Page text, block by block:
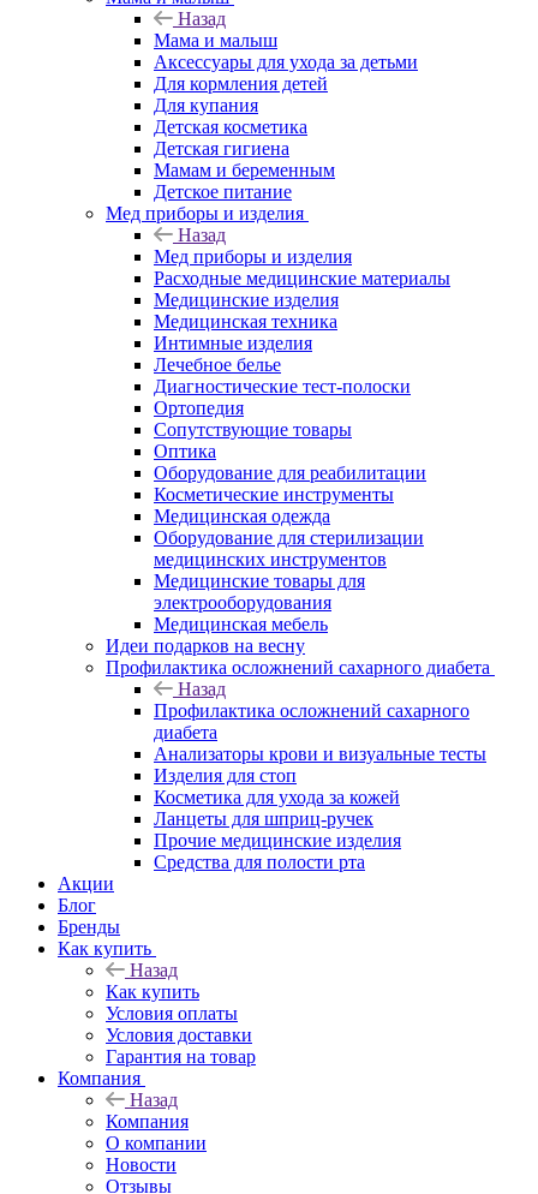
Назад
Мама и малыш
Аксессуары для ухода за детьми
Для кормления детей
Для купания
Детская косметика
Детская гигиена
Мамам и беременным
Детское питание
Мед приборы и изделия
Назад
Мед приборы и изделия
Расходные медицинские материалы
Медицинские изделия
Медицинская техника
Интимные изделия
Лечебное белье
Диагностические тест-полоски
Ортопедия
Сопутствующие товары
Оптика
Оборудование для реабилитации
Косметические инструменты
Медицинская одежда
Оборудование для стерилизации
медицинских инструментов
Медицинские товары для
электрооборудования
Медицинская мебель
Идеи подарков на весну
Профилактика осложнений сахарного диабета
Назад
Профилактика осложнений сахарного
диабета
Анализаторы крови и визуальные тесты
Изделия для стоп
Косметика для ухода за кожей
Ланцеты для шприц-ручек
Прочие медицинские изделия
Средства для полости рта
Акции
Блог
Бренды
Как купить
Назад
Как купить
Условия оплаты
Условия доставки
Гарантия на товар
Компания
Назад
Компания
О компании
Новости
Отзывы